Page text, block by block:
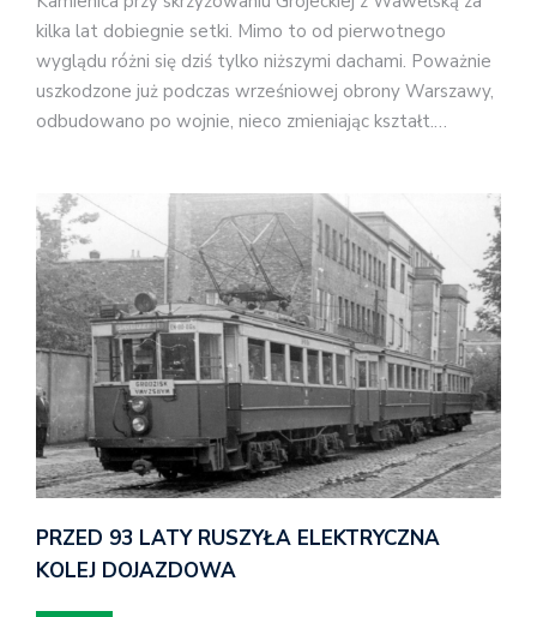
kilka lat dobiegnie setki. Mimo to od pierwotnego
wyglądu różni się dziś tylko niższymi dachami. Poważnie
uszkodzone już podczas wrześniowej obrony Warszawy,
odbudowano po wojnie, nieco zmieniając kształt.…
PRZED 93 LATY RUSZYŁA ELEKTRYCZNA
KOLEJ DOJAZDOWA